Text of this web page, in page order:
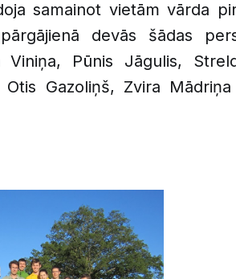
samainot vietām vārda
devās šādas
Pūnis Jāgulis,
Gazoliņš, Zvira